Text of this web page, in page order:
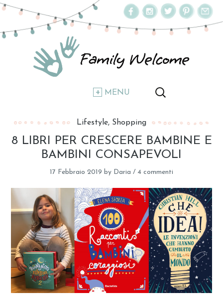
MENU
Lifestyle Shopping
8 LIBRI PER CRESCERE BAMBINE E
BAMBINI CONSAPEVOLI
17 Febbraio 2019 by Daria / 4 commenti